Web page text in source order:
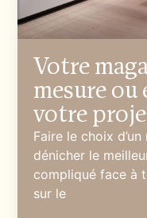
Votre
mesure
votre
Faire le choix
dénicher le
compliqué face à
sur le